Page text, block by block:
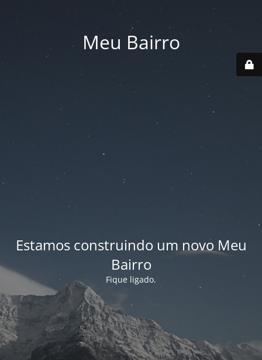
Meu Bairro
Estamos construindo um novo Meu
Bairro
Fique ligado.